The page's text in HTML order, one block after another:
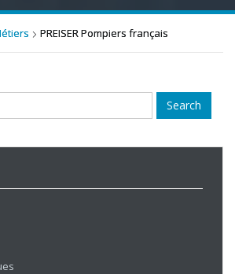
PREISER Pompiers français
Search